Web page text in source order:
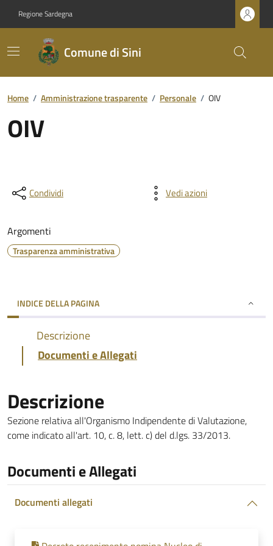
Regione Sardegna
Comune di Sini
Home / Amministrazione trasparente / Personale / OIV
OIV
Condividi Vedi azioni
Argomenti
Trasparenza amministrativa
INDICE DELLA PAGINA
Descrizione
Documenti e Allegati
Descrizione
Sezione relativa all'Organismo Indipendente di Valutazione,
come indicato all'art. 10, c. 8, lett. c) del d.lgs. 33/2013.
Documenti e Allegati
Documenti allegati